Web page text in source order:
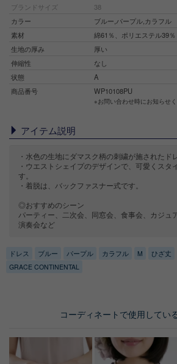
ブランドサイズ
38
カラー
ブルー,パープル,カラフル
素材
綿61％、ポリエステル39％
生地の厚み
厚い
伸縮性
なし
状態
A
商品番号 WP10108PU
※お問い合わせ時にお知らせ
アイテム説明
・水色の生地にダマスク柄の刺繍が施されたド
・ウエストシェイプのデザインで、可愛くスタ
す。
・着脱は、バックファスナー式です。
◎おすすめのシーン
パーティー、二次会、同窓会、食事会、カジュ
演奏会など
ドレス ブルー パープル カラフル M ひざ丈
GRACE CONTINENTAL
コーディネートで使用してい